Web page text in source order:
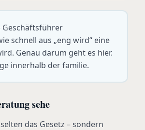
Geschäftsführer
schnell aus „eng wird“ eine
Genau darum geht es hier.
innerhalb der familie.
sehe
das Gesetz – sondern